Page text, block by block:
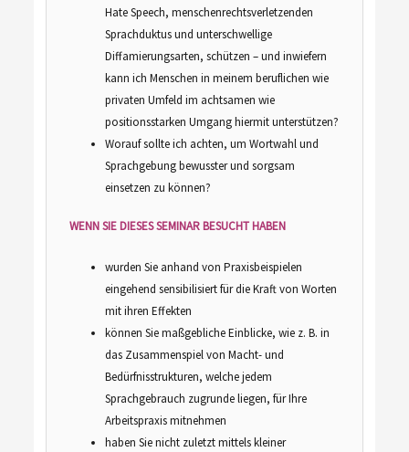
Hate Speech, menschenrechtsverletzenden
Sprachduktus und unterschwellige
Diffamierungsarten, schützen – und inwiefern
kann ich Menschen in meinem beruflichen wie
privaten Umfeld im achtsamen wie
positionsstarken Umgang hiermit unterstützen?
Worauf sollte ich achten, um Wortwahl und
Sprachgebung bewusster und sorgsam
einsetzen zu können?
WENN SIE DIESES SEMINAR BESUCHT HABEN
wurden Sie anhand von Praxisbeispielen
eingehend sensibilisiert für die Kraft von Worten
mit ihren Effekten
können Sie maßgebliche Einblicke, wie z. B. in
das Zusammenspiel von Macht- und
Bedürfnisstrukturen, welche jedem
Sprachgebrauch zugrunde liegen, für Ihre
Arbeitspraxis mitnehmen
haben Sie nicht zuletzt mittels kleiner